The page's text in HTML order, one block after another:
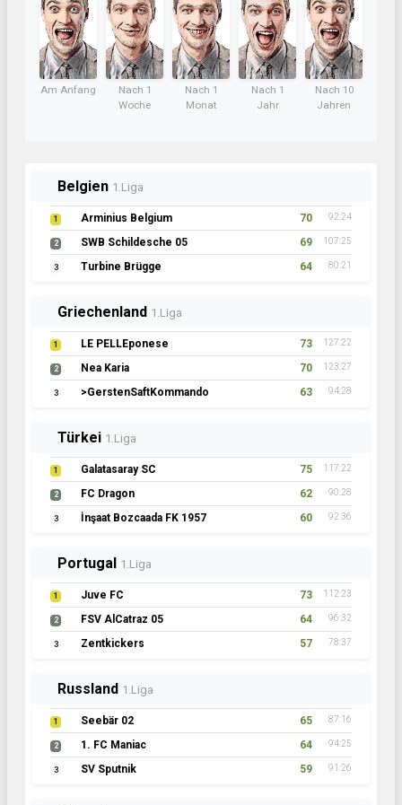
Am Anfang
Nach 1
Woche
Nach 1
Monat
Nach 1
Jahr
Nach 10
Jahren
Belgien 1.Liga
1 Arminius Belgium 70 92:24
2 SWB Schildesche 05 69 107:25
3 Turbine Brügge 64 80:21
Griechenland 1.Liga
1 LE PELLEponese 73 127:22
2 Nea Karia 70 123:27
3 >GerstenSaftKommando 63 94:28
Türkei 1.Liga
1 Galatasaray SC 75 117:22
2 FC Dragon 62 90:28
3 İnşaat Bozcaada FK 1957 60 92:36
Portugal 1.Liga
1 Juve FC 73 112:23
2 FSV AlCatraz 05 64 96:32
3 Zentkickers 57 78:37
Russland 1.Liga
1 Seebär 02 65 87:16
2 1. FC Maniac 64 94:25
3 SV Sputnik 59 91:26